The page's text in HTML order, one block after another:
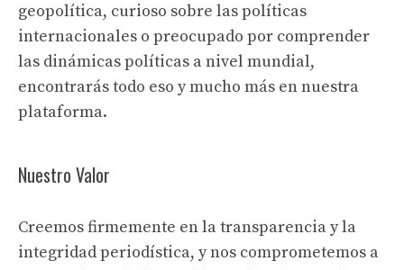
geopolítica, curioso sobre las políticas
internacionales o preocupado por comprender
las dinámicas políticas a nivel mundial,
encontrarás todo eso y mucho más en nuestra
plataforma.
Nuestro Valor
Creemos firmemente en la transparencia y la
integridad periodística, y nos comprometemos a